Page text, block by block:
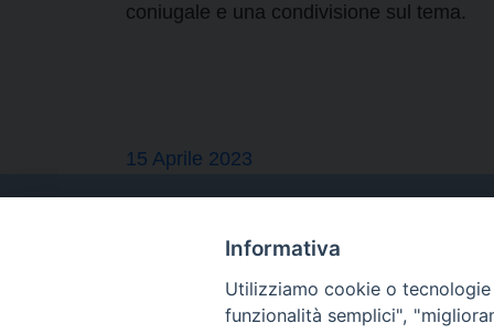
coniugale e una condivisione sul tema.
15 Aprile 2023
Informativa
Utilizziamo cookie o
funzionalità semplici",